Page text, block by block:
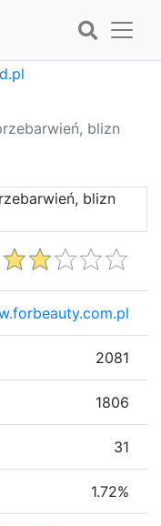
blizn
2081
1806
31
1.72%